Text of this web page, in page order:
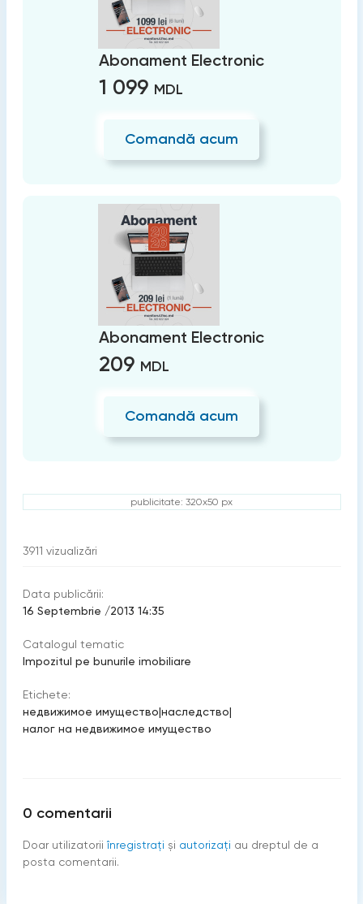
Abonament Electronic
1 099 MDL
Comandă acum
Abonament Electronic
209 MDL
Comandă acum
publicitate: 320x50 px
3911 vizualizări
Data publicării:
16 Septembrie /2013 14:35
Catalogul tematic
Impozitul pe bunurile imobiliare
Etichete:
недвижимое имущество|наследство|
налог на недвижимое имущество
0 comentarii
Doar utilizatorii înregistraţi şi autorizați au dreptul de a
posta comentarii.